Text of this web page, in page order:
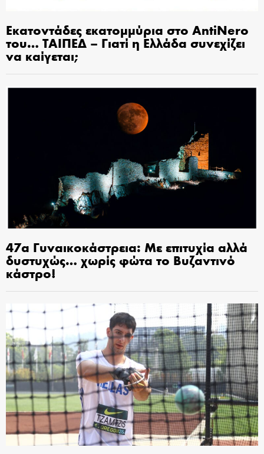
Εκατοντάδες εκατομμύρια στο AntiNero
του… ΤΑΙΠΕΔ – Γιατί η Ελλάδα συνεχίζει
να καίγεται;
47α Γυναικοκάστρεια: Με επιτυχία αλλά
δυστυχώς… χωρίς φώτα το Βυζαντινό
κάστρο!